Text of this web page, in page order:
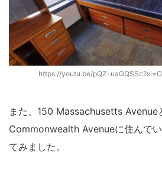
https://youtu.be/pQZ-
また、150 Massachusetts Avenue
Commonwealth Avenueに住んで
てみました。